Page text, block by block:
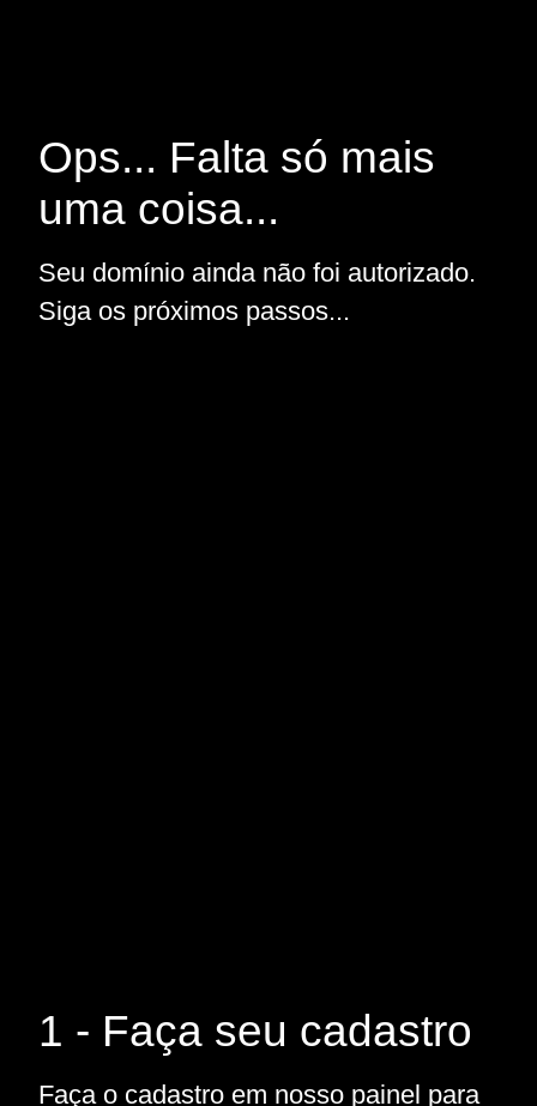
Ops... Falta só mais
uma coisa...
Seu domínio ainda não foi autorizado.
Siga os próximos passos...
1 - Faça seu cadastro
Faça o cadastro em nosso painel para